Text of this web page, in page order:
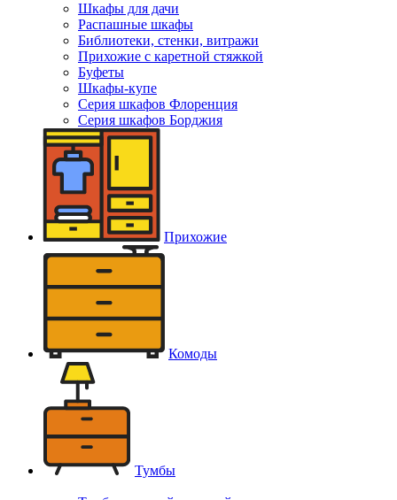
Шкафы для дачи
Распашные шкафы
Библиотеки, стенки, витражи
Прихожие с каретной стяжкой
Буфеты
Шкафы-купе
Серия шкафов Флоренция
Серия шкафов Борджия
Прихожие
Комоды
Тумбы